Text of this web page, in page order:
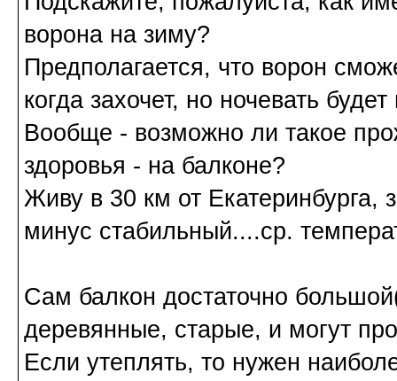
ворона на зиму?
Предполагается, что ворон
когда захочет, но ночевать
Вообще - возможно ли такое
здоровья - на балконе?
Живу в 30 км от
минус стабильный....ср.
Сам балкон достаточно
деревянные, старые, и могут
Если утеплять, то нужен